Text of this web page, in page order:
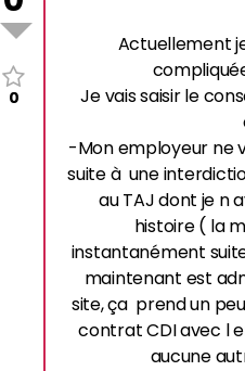
0
Actuellement
Je vais saisir le
-Mon employeur ne
suite à une
au TAJ dont je n
histoire ( la
instantanément
maintenant est
site, ça prend un
contrat CDI avec l
aucune